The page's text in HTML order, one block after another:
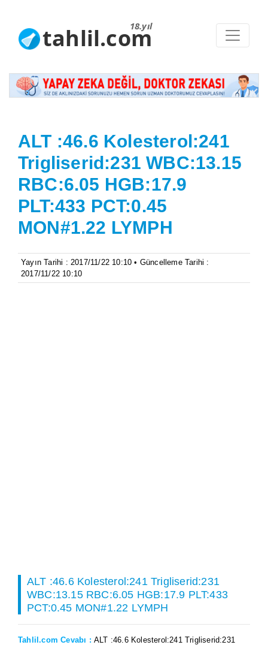
18.yıl
tahlil.com
ALT :46.6 Kolesterol:241
Trigliserid:231 WBC:13.15
RBC:6.05 HGB:17.9
PLT:433 PCT:0.45
MON#1.22 LYMPH
Yayın Tarihi : 2017/11/22 10:10 • Güncelleme Tarihi :
2017/11/22 10:10
ALT :46.6 Kolesterol:241 Trigliserid:231
WBC:13.15 RBC:6.05 HGB:17.9 PLT:433
PCT:0.45 MON#1.22 LYMPH
Tahlil.com Cevabı : ALT :46.6 Kolesterol:241 Trigliserid:231